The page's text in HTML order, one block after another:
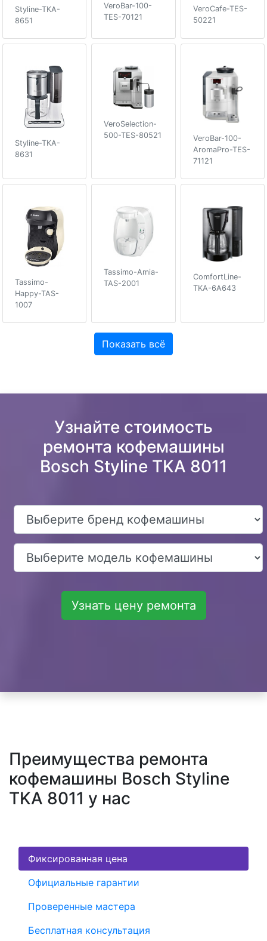
Styline-TKA-
8651
VeroBar-100-
TES-70121
VeroCafe-TES-
50221
Styline-TKA-
8631
VeroSelection-
500-TES-80521
VeroBar-100-
AromaPro-TES-
71121
Tassimo-
Happy-TAS-
1007
Tassimo-Amia-
TAS-2001
ComfortLine-
TKA-6A643
Показать всё
Узнайте стоимость
ремонта кофемашины
Bosch Styline TKA 8011
Узнать цену ремонта
Преимущества ремонта
кофемашины Bosch Styline
TKA 8011 у нас
Фиксированная цена
Официальные гарантии
Проверенные мастера
Бесплатная консультация